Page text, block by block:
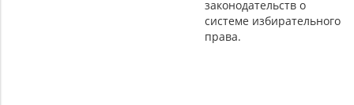
законодательств о
системе избирательного
права.